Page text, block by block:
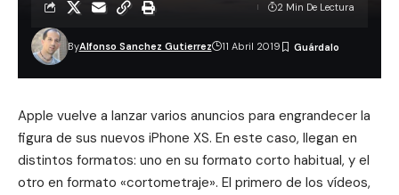
ByAlfonso Sanchez Gutierrez 11 Abril 2019
2 Min De Lectura
Apple vuelve a lanzar varios anuncios para engrandecer la
figura de sus nuevos iPhone XS. En este caso, llegan en
distintos formatos: uno en su formato corto habitual, y el
otro en formato «cortometraje». El primero de los vídeos,